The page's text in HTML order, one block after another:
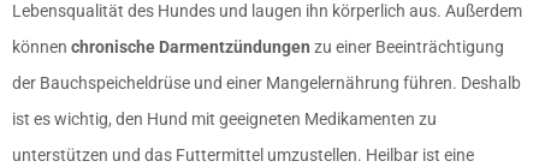
Lebensqualität des Hundes und laugen ihn körperlich aus. Außerdem
können chronische Darmentzündungen zu einer Beeinträchtigung
der Bauchspeicheldrüse und einer Mangelernährung führen. Deshalb
ist es wichtig, den Hund mit geeigneten Medikamenten zu
unterstützen und das Futtermittel umzustellen. Heilbar ist eine